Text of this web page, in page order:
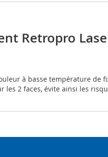
Retropro
à basse température
2 faces, évite ainsi les